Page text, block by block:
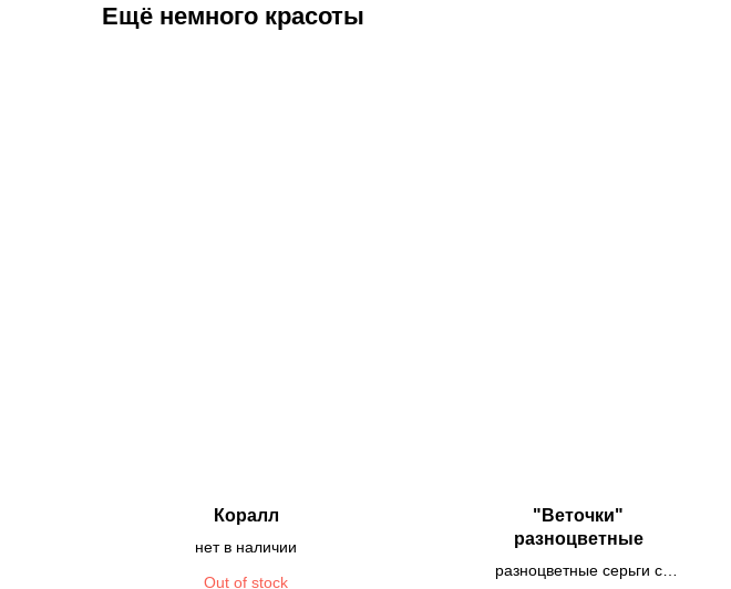
Ещё немного красоты
Коралл
нет в наличии
Out of stock
"Веточки"
разноцветные
разноцветные серьги с